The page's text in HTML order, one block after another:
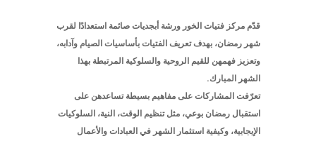
قدّم مركز فتيات الخور ورشة أبجديات صائمة استعدادًا لقرب
شهر رمضان، بهدف تعريف الفتيات بأساسيات الصيام وآدابه،
وتعزيز فهمهن للقيم الروحية والسلوكية المرتبطة بهذا
الشهر المبارك.
تعرّفت المشاركات على مفاهيم بسيطة تساعدهن على
استقبال رمضان بوعي، مثل تنظيم الوقت، النية، السلوكيات
الإيجابية، وكيفية استثمار الشهر في العبادات والأعمال